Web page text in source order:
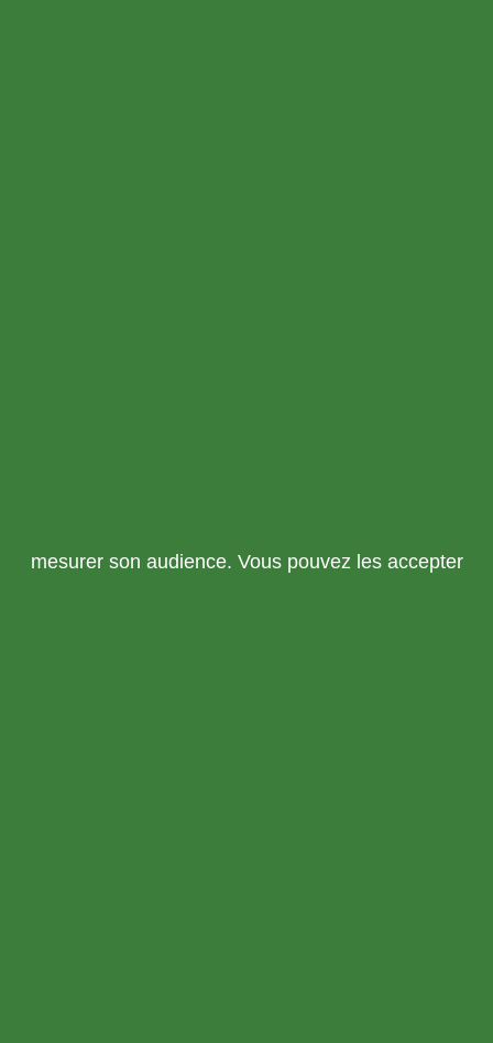
mesurer son audience. Vous pouvez les accepter